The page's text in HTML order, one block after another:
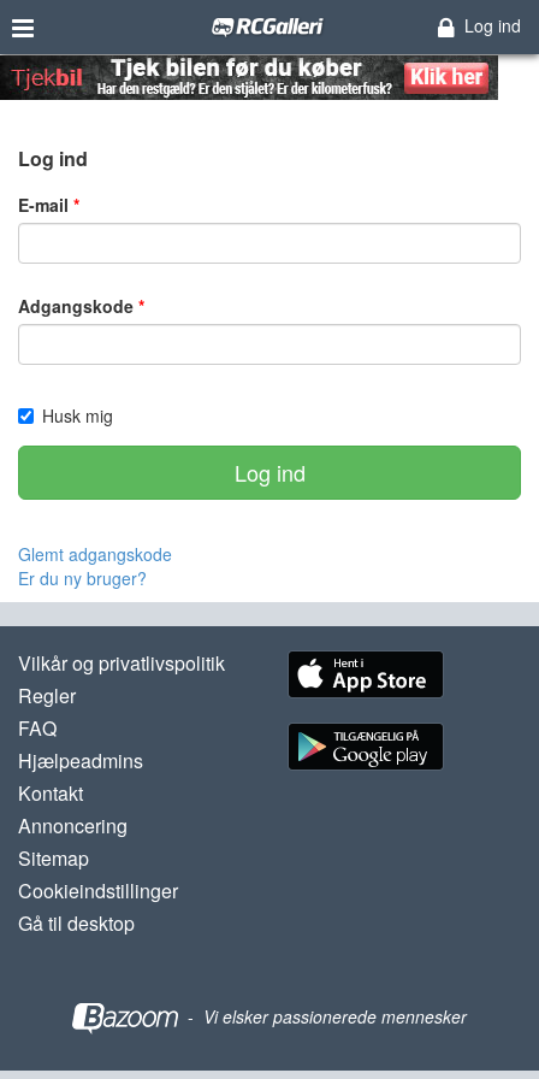
Log ind
Log ind
E-mail
Adgangskode
Husk mig
Log ind
Glemt adgangskode
Er du ny bruger?
Vilkår og privatlivspolitik
Regler
FAQ
Hjælpeadmins
Kontakt
Annoncering
Sitemap
Cookieindstillinger
Gå til desktop
- Vi elsker passionerede mennesker